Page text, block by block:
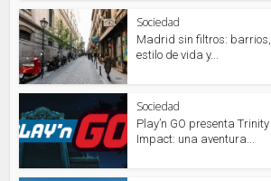
Sociedad
Madrid sin filtros: barrios,
estilo de vida y...
Sociedad
Play’n GO presenta Trinity
Impact: una aventura...